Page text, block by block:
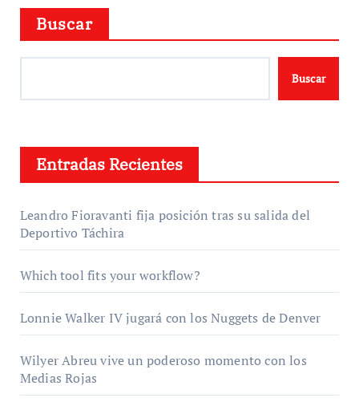
Buscar
Buscar
Entradas Recientes
Leandro Fioravanti fija posición tras su salida del
Deportivo Táchira
Which tool fits your workflow?
Lonnie Walker IV jugará con los Nuggets de Denver
Wilyer Abreu vive un poderoso momento con los
Medias Rojas